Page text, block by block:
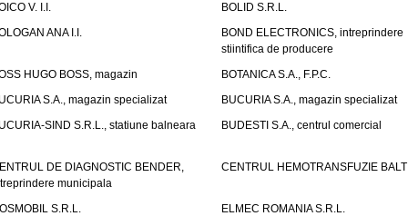
V. I.I.
BOLID S.R.L.
ANA I.I.
BOND ELECTRONICS, intreprindere
stiintifica de producere
HUGO BOSS, magazin
BOTANICA S.A., F.P.C.
S.A., magazin specializat
BUCURIA S.A., magazin specializat
SIND S.R.L., statiune balneara
BUDESTI S.A., centrul comercial
DE DIAGNOSTIC BENDER,
municipala
CENTRUL HEMOTRANSFUZIE
S.R.L.
ELMEC ROMANIA S.R.L.